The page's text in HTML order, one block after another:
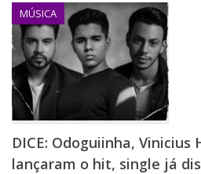
MÚSICA
DICE: Odoguiinha,
lançaram o hit, single já